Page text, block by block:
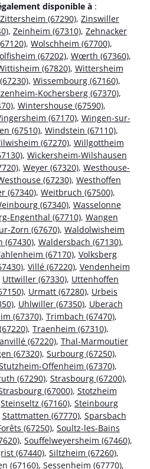
disponible à :
Zittersheim (67290), Zinswiller
, Zeinheim (67310), Zehnacker
, Wolschheim (67700),
(67202), Wœrth (67360),
(67820), Wittersheim
, Wissembourg (67160),
Kochersberg (67370),
, Wintershouse (67590),
(67170), Wingen-sur-
(67510), Windstein (67110),
(67270), Willgottheim
, Wickersheim-Wilshausen
, Weyer (67320), Westhouse-
(67230), Westhoffen
(67340), Weitbruch (67500),
(67340), Wasselonne
Engenthal (67710), Wangen
Zorn (67670), Waldolwisheim
(67430), Waldersbach (67130),
(67170), Volksberg
, Villé (67220), Vendenheim
Uttwiller (67330), Uttenhoffen
, Urmatt (67280), Urbeis
, Uhlwiller (67350), Uberach
(67370), Trimbach (67470),
, Traenheim (67310),
(67220), Thal-Marmoutier
(67320), Surbourg (67250),
Offenheim (67370),
(67290), Strasbourg (67200),
(67000), Stotzheim
Steinseltz (67160), Steinbourg
Stattmatten (67770), Sparsbach
(67250), Soultz-les-Bains
, Souffelweyersheim (67460),
(67440), Siltzheim (67260),
(67160), Sessenheim (67770),